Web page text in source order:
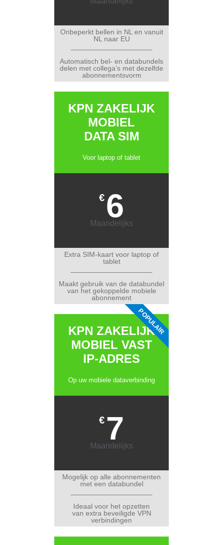
Onbeperkt bellen in NL en vanuit
NL naar EU
Automatisch bel- en databundels
delen met collega’s met dezelfde
abonnementsvorm
KPN ZAKELIJK
MOBIEL
DATA SIM
Voor laptop of tablet
€ 6
Maandelijks
Extra SIM-kaart voor laptop of
tablet
Maakt gebruik van de databundel
van het gekoppelde mobiele
abonnement
POPULAIR
KPN ZAKELIJK
MOBIEL VAST
IP-ADRES
Op uw mobiele dataverbinding
€ 7
Maandelijks
Mogelijk op alle abonnementen
met een databundel
Ideaal voor het opzetten
van extra beveiligde VPN
verbindingen